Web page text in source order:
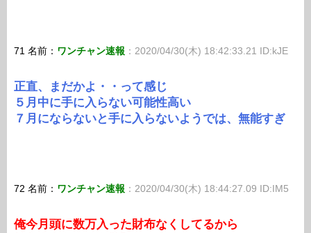
71 名前： ワンチャン速報 ：2020/04/30(木) 18:42:33.21 ID:kJE
正直、まだかよ・・って感じ
５月中に手に入らない可能性高い
７月にならないと手に入らないようでは、無能すぎ
72 名前： ワンチャン速報 ：2020/04/30(木) 18:44:27.09 ID:IM5
俺今月頭に数万入った財布なくしてるから